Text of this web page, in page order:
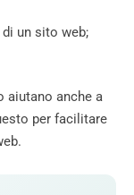
un sito web;
aiutano anche a
per facilitare